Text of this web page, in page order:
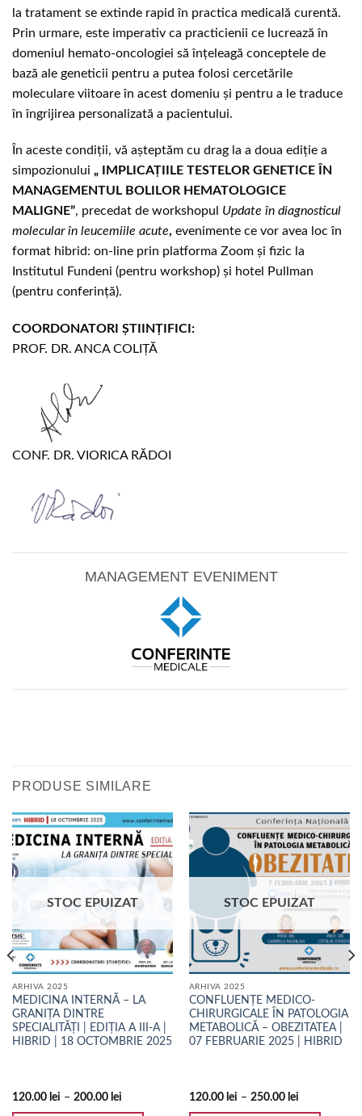
la tratament se extinde rapid în practica medicală curentă.
Prin urmare, este imperativ ca practicienii ce lucrează în
domeniul hemato-oncologiei să înțeleagă conceptele de
bază ale geneticii pentru a putea folosi cercetările
moleculare viitoare în acest domeniu și pentru a le traduce
în îngrijirea personalizată a pacientului.
În aceste condiții, vă așteptăm cu drag la a doua ediție a
simpozionului „
IMPLICAȚIILE TESTELOR GENETICE ÎN
MANAGEMENTUL BOLILOR HEMATOLOGICE
MALIGNE”, precedat de workshopul Update în diagnosticul
molecular în leucemiile acute, evenimente ce vor avea loc în
format hibrid: on-line prin platforma Zoom și fizic la
Institutul Fundeni (pentru workshop) și hotel Pullman
(pentru conferință).
COORDONATORI ȘTIINȚIFICI:
PROF. DR. ANCA COLIȚĂ
CONF. DR. VIORICA RĂDOI
MANAGEMENT EVENIMENT
PRODUSE SIMILARE
STOC EPUIZAT
ARHIVA 2025
MEDICINA INTERNĂ – LA
GRANIȚA DINTRE
SPECIALITĂȚI | EDIȚIA A III-A |
HIBRID | 18 OCTOMBRIE 2025
120.00 lei – 200.00 lei
STOC EPUIZAT
ARHIVA 2025
CONFLUENȚE MEDICO-
CHIRURGICALE ÎN PATOLOGIA
METABOLICĂ – OBEZITATEA |
07 FEBRUARIE 2025 | HIBRID
120.00 lei – 250.00 lei